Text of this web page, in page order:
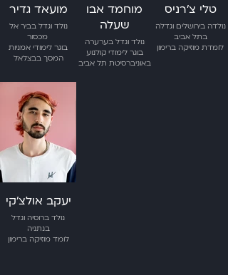
מועאד גדיר
נולד וגדל בביר אל
מכסור
בוגר לימודי אמניות
המסך בבצלאל
מוחמד אבו
שעלה
נולד וגדל בערערה
בוגר לימודי קולנוע
באוניברסיטת תל אביב
טלי צ׳רניס
נולדה בירושלים וגדלה
בתל אביב
לומדת מוזיקה ברימון
יעקב אולצ׳קי
נולד ברוסיה וגדל
בנתניה
לומד מוזיקה ברימון